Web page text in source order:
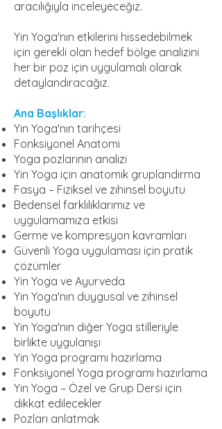
aracılığıyla inceleyeceğiz.
Yin Yoga'nın etkilerini hissedebilmek
için gerekli olan hedef bölge analizini
her bir poz için uygulamalı olarak
detaylandıracağız.
Ana Başlıklar:
Yin Yoga'nın tarihçesi
Fonksiyonel Anatomi
Yoga pozlarının analizi
Yin Yoga için anatomik gruplandırma
Fasya – Fiziksel ve zihinsel boyutu
Bedensel farklılıklarımız ve
uygulamamıza etkisi
Germe ve kompresyon kavramları
Güvenli Yoga uygulaması için pratik
çözümler
Yin Yoga ve Ayurveda
Yin Yoga'nın duygusal ve zihinsel
boyutu
Yin Yoga'nın diğer Yoga stilleriyle
birlikte uygulanışı
Yin Yoga programı hazırlama
Fonksiyonel Yoga programı hazırlama
Yin Yoga – Özel ve Grup Dersi için
dikkat edilecekler
Pozları anlatmak